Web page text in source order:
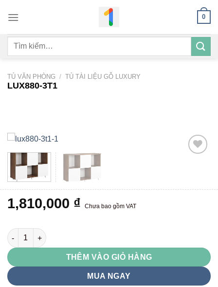
qua
dung
0
Tìm
TỦ VĂN PHÒNG / TỦ TÀI LIỆU GỖ LUXURY
LUX880-3T1
wishlist
1,810,000 ₫ Chưa bao gồm VAT
LUX880-3T1 số lượng
THÊM VÀO GIỎ HÀNG
MUA NGAY